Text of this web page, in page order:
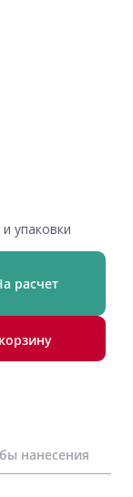
упаковки
расчет
нанесения